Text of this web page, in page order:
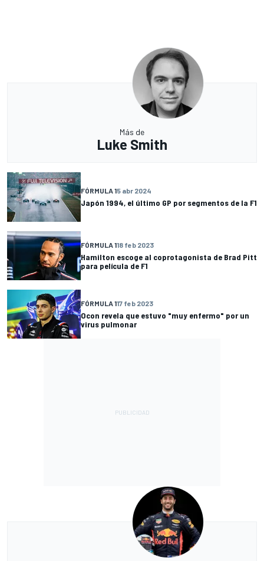
Más de
Luke Smith
FÓRMULA 15 abr 2024
Japón 1994, el último GP por segmentos de la F1
FÓRMULA 118 feb 2023
Hamilton escoge al coprotagonista de Brad Pitt
para película de F1
FÓRMULA 117 feb 2023
Ocon revela que estuvo "muy enfermo" por un
virus pulmonar